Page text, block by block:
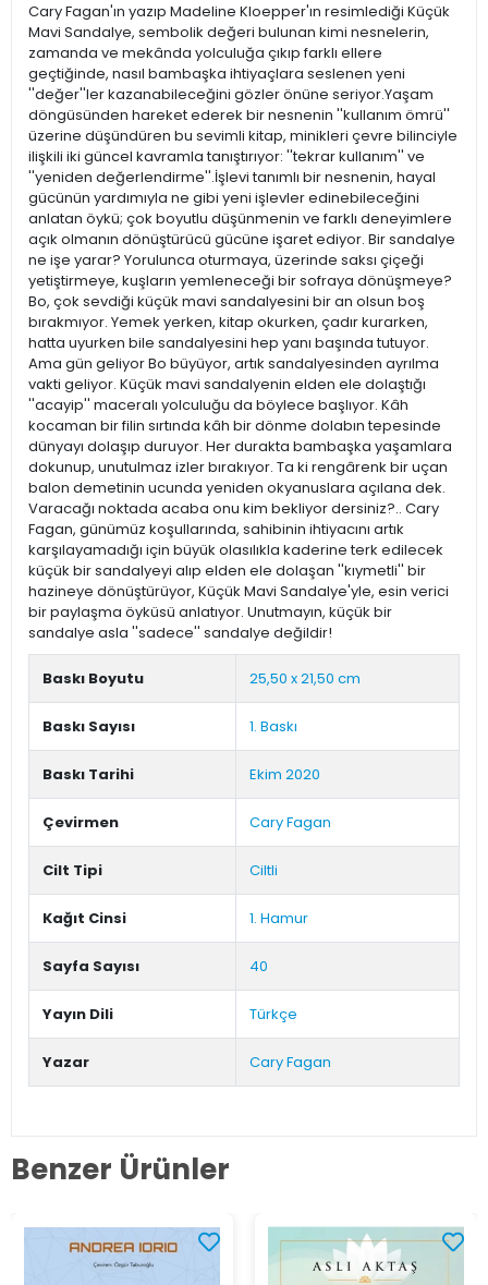
Cary Fagan'ın yazıp Madeline Kloepper'ın resimlediği Küçük
Mavi Sandalye, sembolik değeri bulunan kimi nesnelerin,
zamanda ve mekânda yolculuğa çıkıp farklı ellere
geçtiğinde, nasıl bambaşka ihtiyaçlara seslenen yeni
''değer''ler kazanabileceğini gözler önüne seriyor.Yaşam
döngüsünden hareket ederek bir nesnenin ''kullanım ömrü''
üzerine düşündüren bu sevimli kitap, minikleri çevre bilinciyle
ilişkili iki güncel kavramla tanıştırıyor: ''tekrar kullanım'' ve
''yeniden değerlendirme''.İşlevi tanımlı bir nesnenin, hayal
gücünün yardımıyla ne gibi yeni işlevler edinebileceğini
anlatan öykü; çok boyutlu düşünmenin ve farklı deneyimlere
açık olmanın dönüştürücü gücüne işaret ediyor. Bir sandalye
ne işe yarar? Yorulunca oturmaya, üzerinde saksı çiçeği
yetiştirmeye, kuşların yemleneceği bir sofraya dönüşmeye?
Bo, çok sevdiği küçük mavi sandalyesini bir an olsun boş
bırakmıyor. Yemek yerken, kitap okurken, çadır kurarken,
hatta uyurken bile sandalyesini hep yanı başında tutuyor.
Ama gün geliyor Bo büyüyor, artık sandalyesinden ayrılma
vakti geliyor. Küçük mavi sandalyenin elden ele dolaştığı
''acayip'' maceralı yolculuğu da böylece başlıyor. Kâh
kocaman bir filin sırtında kâh bir dönme dolabın tepesinde
dünyayı dolaşıp duruyor. Her durakta bambaşka yaşamlara
dokunup, unutulmaz izler bırakıyor. Ta ki rengârenk bir uçan
balon demetinin ucunda yeniden okyanuslara açılana dek.
Varacağı noktada acaba onu kim bekliyor dersiniz?.. Cary
Fagan, günümüz koşullarında, sahibinin ihtiyacını artık
karşılayamadığı için büyük olasılıkla kaderine terk edilecek
küçük bir sandalyeyi alıp elden ele dolaşan ''kıymetli'' bir
hazineye dönüştürüyor, Küçük Mavi Sandalye'yle, esin verici
bir paylaşma öyküsü anlatıyor. Unutmayın, küçük bir
sandalye asla ''sadece'' sandalye değildir!
Baskı Boyutu 25,50 x 21,50 cm
Baskı Sayısı 1. Baskı
Baskı Tarihi Ekim 2020
Çevirmen Cary Fagan
Cilt Tipi Ciltli
Kağıt Cinsi 1. Hamur
Sayfa Sayısı 40
Yayın Dili Türkçe
Yazar Cary Fagan
Benzer Ürünler